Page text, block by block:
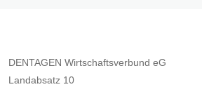
DENTAGEN Wirtschaftsverbund eG
Landabsatz 10